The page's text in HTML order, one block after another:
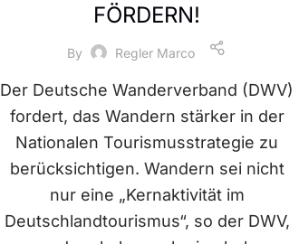
FÖRDERN!
By Regler Marco
Der Deutsche Wanderverband (DWV)
fordert, das Wandern stärker in der
Nationalen Tourismusstrategie zu
berücksichtigen. Wandern sei nicht
nur eine „Kernaktivität im
Deutschlandtourismus“, so der DWV,